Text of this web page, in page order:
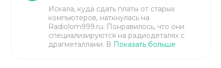
Искала, куда сдать платы от старых
компьютеров, наткнулась на
Radiolom999.ru. Понравилось, что они
специализируются на радиодеталях с
драгметаллами. В Показать больше